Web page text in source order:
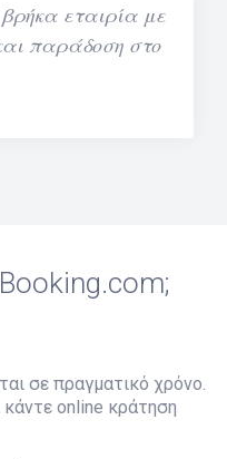
εταιρία με
παράδοση στο
σε πραγματικό χρόνο.
κάντε online κράτηση